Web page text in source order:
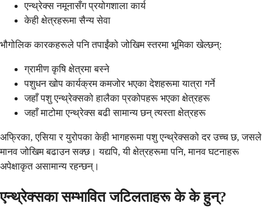
एन्थ्रेक्स नमूनासँग प्रयोगशाला कार्य
केही क्षेत्रहरूमा सैन्य सेवा
भौगोलिक कारकहरूले पनि तपाईंको जोखिम स्तरमा भूमिका खेल्छन्:
ग्रामीण कृषि क्षेत्रमा बस्ने
पशुधन खोप कार्यक्रम कमजोर भएका देशहरूमा यात्रा गर्ने
जहाँ पशु एन्थ्रेक्सको हालैका प्रकोपहरू भएका क्षेत्रहरू
जहाँ माटोमा एन्थ्रेक्स बढी सामान्य छन् त्यस्ता क्षेत्रहरू
अफ्रिका, एसिया र युरोपका केही भागहरूमा पशु एन्थ्रेक्सको दर उच्च छ, जसले
मानव जोखिम बढाउन सक्छ। यद्यपि, यी क्षेत्रहरूमा पनि, मानव घटनाहरू
अपेक्षाकृत असामान्य रहन्छन्।
एन्थ्रेक्सका सम्भावित जटिलताहरू के के हुन्?